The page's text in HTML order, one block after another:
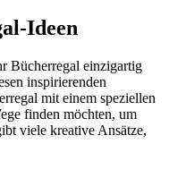
Ideen
Bücherregal einzigartig
inspirierenden
mit einem speziellen
finden möchten, um
viele kreative Ansätze,